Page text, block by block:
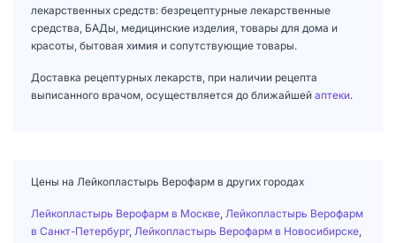
лекарственных средств: безрецептурные лекарственные
средства, БАДы, медицинские изделия, товары для дома и
красоты, бытовая химия и сопутствующие товары.
Доставка рецептурных лекарств, при наличии рецепта
выписанного врачом, осуществляется до ближайшей аптеки.
Цены на Лейкопластырь Верофарм в других городах
Лейкопластырь Верофарм в Москве Лейкопластырь Верофарм
в Санкт-Петербург, Лейкопластырь Верофарм в Новосибирске